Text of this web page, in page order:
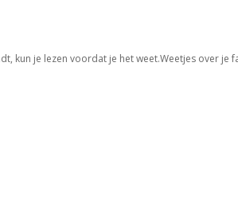
kun je lezen voordat je het weet.Weetjes over